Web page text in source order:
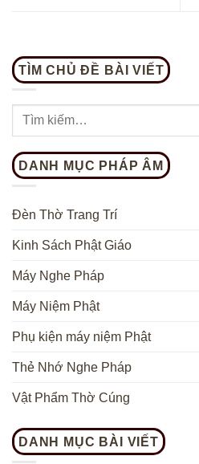
TÌM CHỦ ĐỀ BÀI VIẾT
DANH MỤC PHÁP ÂM
Đèn Thờ Trang Trí
Kinh Sách Phật Giáo
Máy Nghe Pháp
Máy Niệm Phật
Phụ kiện máy niệm Phật
Thẻ Nhớ Nghe Pháp
Vật Phẩm Thờ Cúng
DANH MỤC BÀI VIẾT